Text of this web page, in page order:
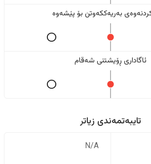
بەریەککەوتن بۆ پێشەوە
ئاگاداری ڕۆیشتنی شەقام
تایبەتمەندی زیاتر
N/A